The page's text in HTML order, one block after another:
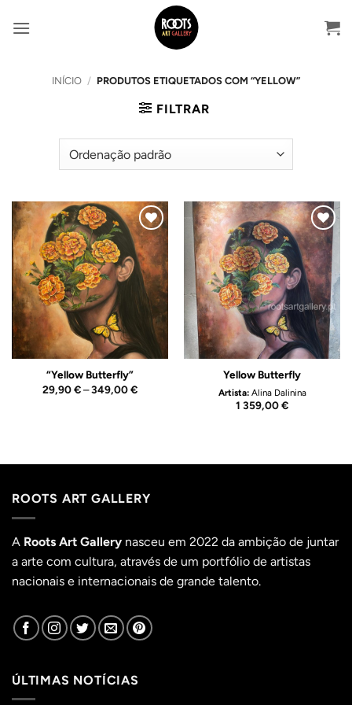
INÍCIO / PRODUTOS ETIQUETADOS COM “YELLOW”
FILTRAR
Adicionar
ao
Wishlist
“Yellow Butterfly”
29,90€–349,00€Price
Adicionar
ao
Wishlist
Yellow Butterfly
Artista: Alina Dalinina
1 359,00€
ROOTS ART GALLERY
A Roots Art Gallery nasceu em 2022 da ambição de juntar
a arte com cultura, através de um portfólio de artistas
nacionais e internacionais de grande talento.
ÚLTIMAS NOTÍCIAS